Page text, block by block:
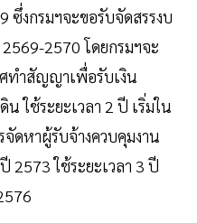
ซึ่งกรมฯจะขอรับจัดสรรงบ
2570 โดยกรมฯจะ
ทำสัญญาเพื่อรับเงิน
ใช้ระยะเวลา 2 ปี เริ่มใน
ดหาผู้รับจ้างควบคุมงาน
2573 ใช้ระยะเวลา 3 ปี